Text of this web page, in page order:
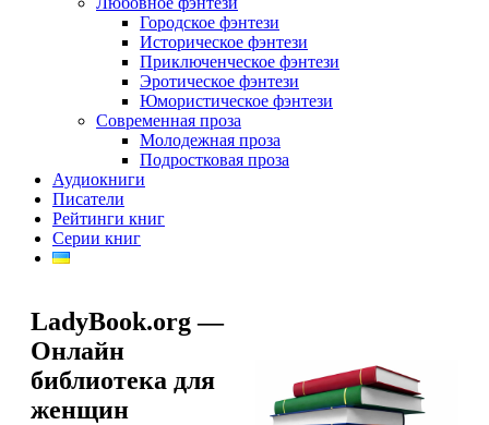
Городское фэнтези
Историческое фэнтези
Приключенческое фэнтези
Эротическое фэнтези
Юмористическое фэнтези
Современная проза
Молодежная проза
Подростковая проза
Аудиокниги
Писатели
Рейтинги книг
Серии книг
LadyBook.org —
Онлайн
библиотека для
женщин